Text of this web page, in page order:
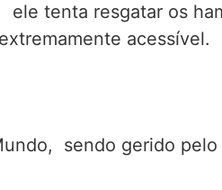
ele tenta resgatar os
acessível.
sendo gerido